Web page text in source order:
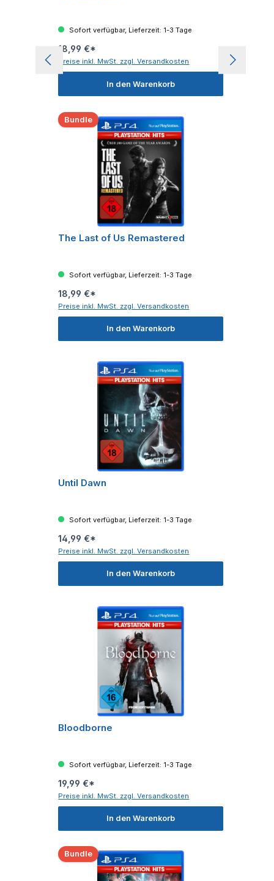
Sofort verfügbar, Lieferzeit: 1-3 Tage
18,99 €*
Preise inkl. MwSt. zzgl. Versandkosten
In den Warenkorb
Bundle
The Last of Us Remastered
Sofort verfügbar, Lieferzeit: 1-3 Tage
18,99 €*
Preise inkl. MwSt. zzgl. Versandkosten
In den Warenkorb
Until Dawn
Sofort verfügbar, Lieferzeit: 1-3 Tage
14,99 €*
Preise inkl. MwSt. zzgl. Versandkosten
In den Warenkorb
Bloodborne
Sofort verfügbar, Lieferzeit: 1-3 Tage
19,99 €*
Preise inkl. MwSt. zzgl. Versandkosten
In den Warenkorb
Bundle